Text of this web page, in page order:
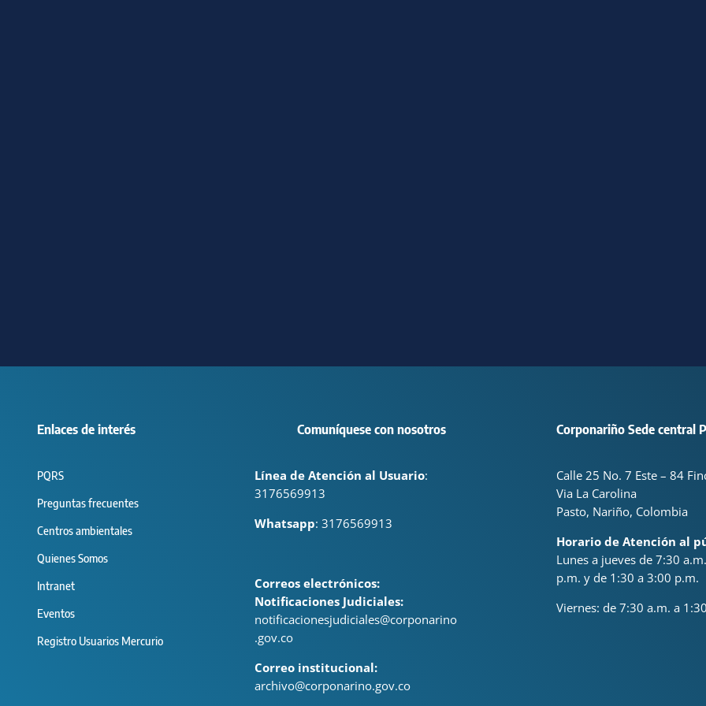
Enlaces de interés
PQRS
Preguntas frecuentes
Centros ambientales
Quienes Somos
Intranet
Eventos
Registro Usuarios Mercurio
Comuníquese con nosotros
Línea de Atención al Usuario:
3176569913
Whatsapp: 3176569913
Correos electrónicos:
Notificaciones Judiciales:
notificacionesjudiciales@corponarino
.gov.co
Correo institucional:
archivo@corponarino.gov.co
Corponariño Sede central
Calle 25 No. 7 Este – 84
Via La Carolina
Pasto, Nariño, Colombia
Horario de Atención al
Lunes a jueves de 7:30
p.m. y de 1:30 a 3:00 p.m.
Viernes: de7:30 a.m. a